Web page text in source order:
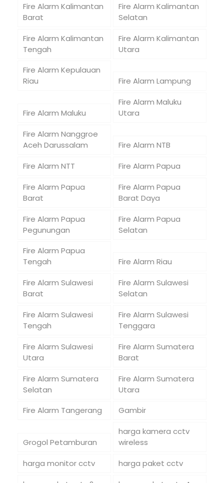
Fire Alarm Kalimantan
Barat
Fire Alarm Kalimantan
Selatan
Fire Alarm Kalimantan
Tengah
Fire Alarm Kalimantan
Utara
Fire Alarm Kepulauan
Riau
Fire Alarm Lampung
Fire Alarm Maluku
Fire Alarm Maluku
Utara
Fire Alarm Nanggroe
Aceh Darussalam
Fire Alarm NTB
Fire Alarm NTT
Fire Alarm Papua
Fire Alarm Papua
Barat
Fire Alarm Papua
Barat Daya
Fire Alarm Papua
Pegunungan
Fire Alarm Papua
Selatan
Fire Alarm Papua
Tengah
Fire Alarm Riau
Fire Alarm Sulawesi
Barat
Fire Alarm Sulawesi
Selatan
Fire Alarm Sulawesi
Tengah
Fire Alarm Sulawesi
Tenggara
Fire Alarm Sulawesi
Utara
Fire Alarm Sumatera
Barat
Fire Alarm Sumatera
Selatan
Fire Alarm Sumatera
Utara
Fire Alarm Tangerang
Gambir
Grogol Petamburan
harga kamera cctv
wireless
harga monitor cctv
harga paket cctv